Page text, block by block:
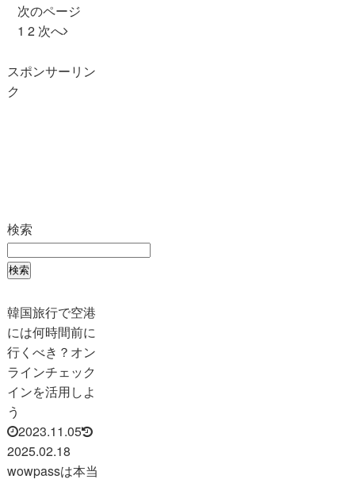
次のページ
1 2 次へ
スポンサーリン
ク
検索
検索
韓国旅行で空港
には何時間前に
行くべき？オン
ラインチェック
インを活用しよ
う
2023.11.05
2025.02.18
wowpassは本当